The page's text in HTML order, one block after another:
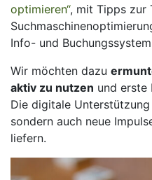
optimieren“, mit Tipps zur
Info- und
Wir möchten dazu
aktiv zu nutzen und erste
Die digitale
sondern auch neue
liefern.